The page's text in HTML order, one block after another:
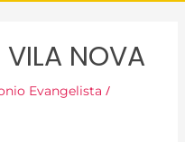
VILA NOVA
Evangelista /